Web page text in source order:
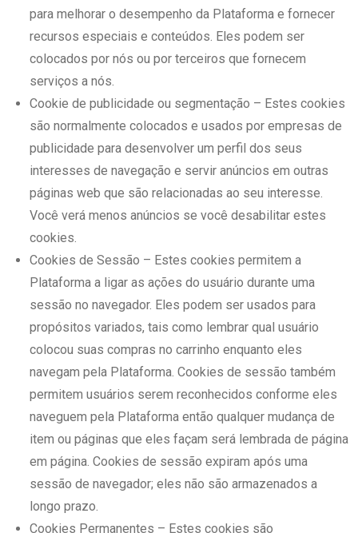
para melhorar o desempenho da Plataforma e fornecer
recursos especiais e conteúdos. Eles podem ser
colocados por nós ou por terceiros que fornecem
serviços a nós.
Cookie de publicidade ou segmentação – Estes cookies
são normalmente colocados e usados por empresas de
publicidade para desenvolver um perfil dos seus
interesses de navegação e servir anúncios em outras
páginas web que são relacionadas ao seu interesse.
Você verá menos anúncios se você desabilitar estes
cookies.
Cookies de Sessão – Estes cookies permitem a
Plataforma a ligar as ações do usuário durante uma
sessão no navegador. Eles podem ser usados para
propósitos variados, tais como lembrar qual usuário
colocou suas compras no carrinho enquanto eles
navegam pela Plataforma. Cookies de sessão também
permitem usuários serem reconhecidos conforme eles
naveguem pela Plataforma então qualquer mudança de
item ou páginas que eles façam será lembrada de página
em página. Cookies de sessão expiram após uma
sessão de navegador; eles não são armazenados a
longo prazo.
Cookies Permanentes – Estes cookies são